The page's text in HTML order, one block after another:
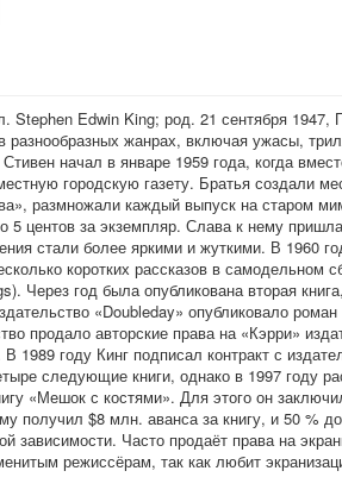
Stephen Edwin King; род. 21 сентября
разнообразных жанрах, включая ужасы,
начал в январе 1959 года, когда
городскую газету. Братья создали
размножали каждый выпуск на старом
5 центов за экземпляр. Слава к нему
стали более яркими и жуткими. В 1960
коротких рассказов в самодельном
Через год была опубликована вторая
«Doubleday» опубликовало
продало авторские права на «Кэрри»
1989 году Кинг подписал контракт с
следующие книги, однако в 1997 году
«Мешок с костями». Для этого он
получил $8 млн. аванса за книгу, и 50 %
зависимости. Часто продаёт права на
режиссёрам, так как любит